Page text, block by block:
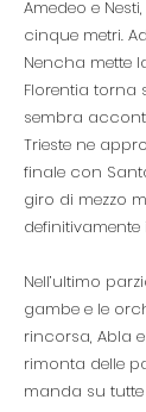
Amedeo e
cinque metri.
Nencha mette
Florentia torna
sembra
Trieste ne
finale con
giro di mezzo
Nell’ultimo
gambe e le
rincorsa, Abla
rimonta delle
manda su tutte